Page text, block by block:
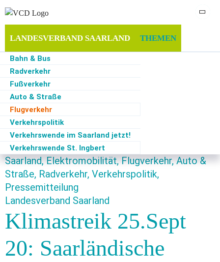
LANDESVERBAND SAARLAND THEMEN
Bahn & Bus
Radverkehr
Fußverkehr
Auto & Straße
Flugverkehr
Verkehrspolitik
Verkehrswende im Saarland jetzt!
Verkehrswende St. Ingbert
Start·Themen·Flugverkehr
ohne Orientierung an nationalen und globalen Zielen
25.09.2020
Saarland, Elektromobilität, Flugverkehr, Auto &
Straße, Radverkehr, Verkehrspolitik,
Pressemitteilung
Landesverband Saarland
Klimastreik 25.Sept
20: Saarländische